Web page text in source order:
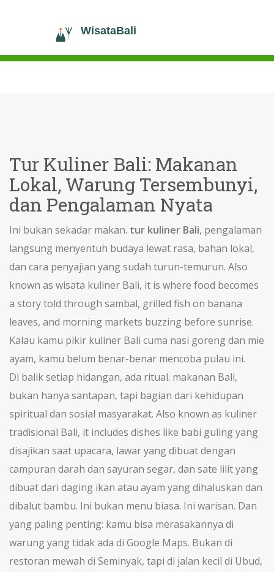
Tur Kuliner Bali: Makanan
Lokal, Warung Tersembunyi,
dan Pengalaman Nyata
Ini bukan sekadar makan. tur kuliner Bali, pengalaman
langsung menyentuh budaya lewat rasa, bahan lokal,
dan cara penyajian yang sudah turun-temurun. Also
known as wisata kuliner Bali, it is where food becomes
a story told through sambal, grilled fish on banana
leaves, and morning markets buzzing before sunrise.
Kalau kamu pikir kuliner Bali cuma nasi goreng dan mie
ayam, kamu belum benar-benar mencoba pulau ini.
Di balik setiap hidangan, ada ritual. makanan Bali,
bukan hanya santapan, tapi bagian dari kehidupan
spiritual dan sosial masyarakat. Also known as kuliner
tradisional Bali, it includes dishes like babi guling yang
disajikan saat upacara, lawar yang dibuat dengan
campuran darah dan sayuran segar, dan sate lilit yang
dibuat dari daging ikan atau ayam yang dihaluskan dan
dibalut bambu. Ini bukan menu biasa. Ini warisan. Dan
yang paling penting: kamu bisa merasakannya di
warung yang tidak ada di Google Maps. Bukan di
restoran mewah di Seminyak, tapi di jalan kecil di Ubud,